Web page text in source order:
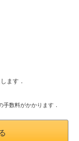
ます．
数料がかかります．